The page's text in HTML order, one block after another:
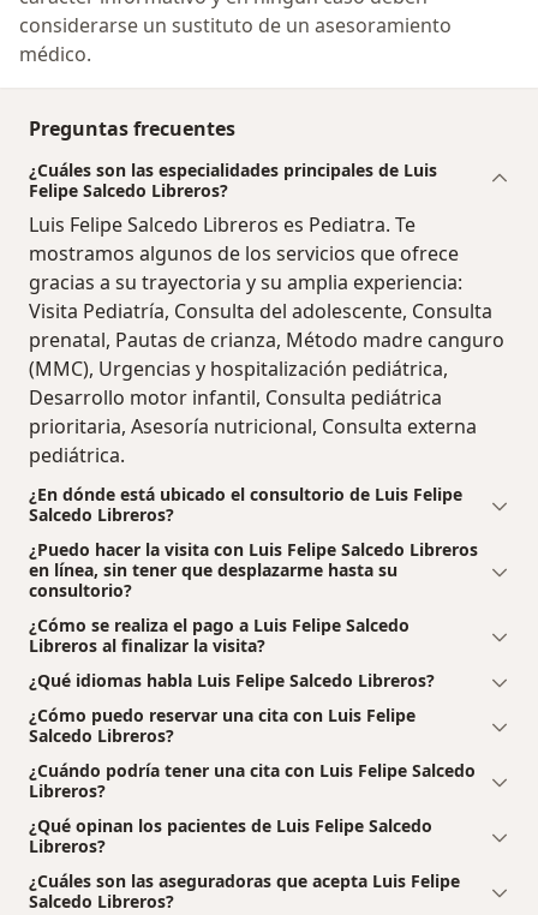
considerarse un sustituto de un asesoramiento
médico.
Preguntas frecuentes
¿Cuáles son las especialidades principales de Luis
Felipe Salcedo Libreros?
Luis Felipe Salcedo Libreros es Pediatra. Te
mostramos algunos de los servicios que ofrece
gracias a su trayectoria y su amplia experiencia:
Visita Pediatría, Consulta del adolescente, Consulta
prenatal, Pautas de crianza, Método madre canguro
(MMC), Urgencias y hospitalización pediátrica,
Desarrollo motor infantil, Consulta pediátrica
prioritaria, Asesoría nutricional, Consulta externa
pediátrica.
¿En dónde está ubicado el consultorio de Luis Felipe
Salcedo Libreros?
¿Puedo hacer la visita con Luis Felipe Salcedo Libreros
en línea, sin tener que desplazarme hasta su
consultorio?
¿Cómo se realiza el pago a Luis Felipe Salcedo
Libreros al finalizar la visita?
¿Qué idiomas habla Luis Felipe Salcedo Libreros?
¿Cómo puedo reservar una cita con Luis Felipe
Salcedo Libreros?
¿Cuándo podría tener una cita con Luis Felipe Salcedo
Libreros?
¿Qué opinan los pacientes de Luis Felipe Salcedo
Libreros?
¿Cuáles son las aseguradoras que acepta Luis Felipe
Salcedo Libreros?